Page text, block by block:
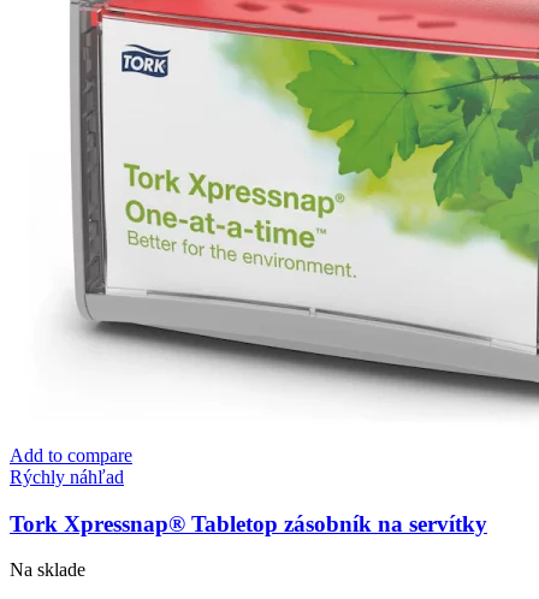
Add to compare
Rýchly náhľad
Tork Xpressnap® Tabletop zásobník na servítky
Na sklade